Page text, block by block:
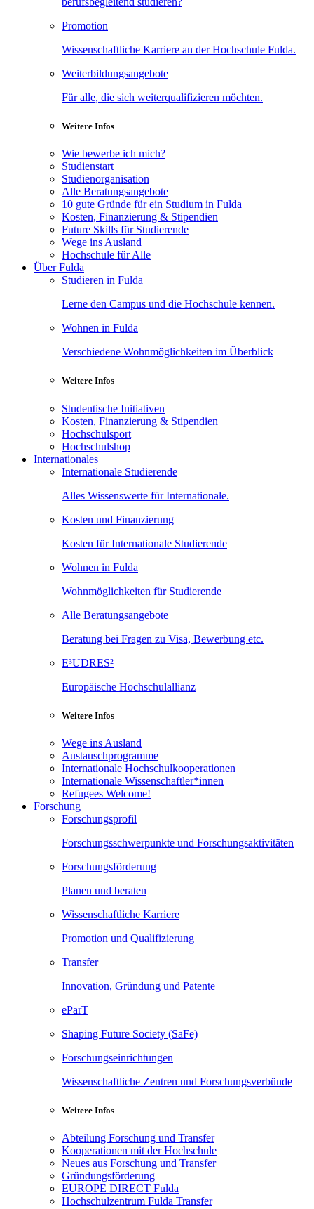
Promotion
Wissenschaftliche Karriere an der Hochschule Fulda.
Weiterbildungsangebote
Für alle, die sich weiterqualifizieren möchten.
Weitere Infos
Wie bewerbe ich mich?
Studienstart
Studienorganisation
Alle Beratungsangebote
10 gute Gründe für ein Studium in Fulda
Kosten, Finanzierung & Stipendien
Future Skills für Studierende
Wege ins Ausland
Hochschule für Alle
Über Fulda
Studieren in Fulda
Lerne den Campus und die Hochschule kennen.
Wohnen in Fulda
Verschiedene Wohnmöglichkeiten im Überblick
Weitere Infos
Studentische Initiativen
Kosten, Finanzierung & Stipendien
Hochschulsport
Hochschulshop
Internationales
Internationale Studierende
Alles Wissenswerte für Internationale.
Kosten und Finanzierung
Kosten für Internationale Studierende
Wohnen in Fulda
Wohnmöglichkeiten für Studierende
Alle Beratungsangebote
Beratung bei Fragen zu Visa, Bewerbung etc.
E³UDRES²
Europäische Hochschulallianz
Weitere Infos
Wege ins Ausland
Austauschprogramme
Internationale Hochschulkooperationen
Internationale Wissenschaftler*innen
Refugees Welcome!
Forschung
Forschungsprofil
Forschungsschwerpunkte und Forschungsaktivitäten
Forschungsförderung
Planen und beraten
Wissenschaftliche Karriere
Promotion und Qualifizierung
Transfer
Innovation, Gründung und Patente
eParT
Shaping Future Society (SaFe)
Forschungseinrichtungen
Wissenschaftliche Zentren und Forschungsverbünde
Weitere Infos
Abteilung Forschung und Transfer
Kooperationen mit der Hochschule
Neues aus Forschung und Transfer
Gründungsförderung
EUROPE DIRECT Fulda
Hochschulzentrum Fulda Transfer